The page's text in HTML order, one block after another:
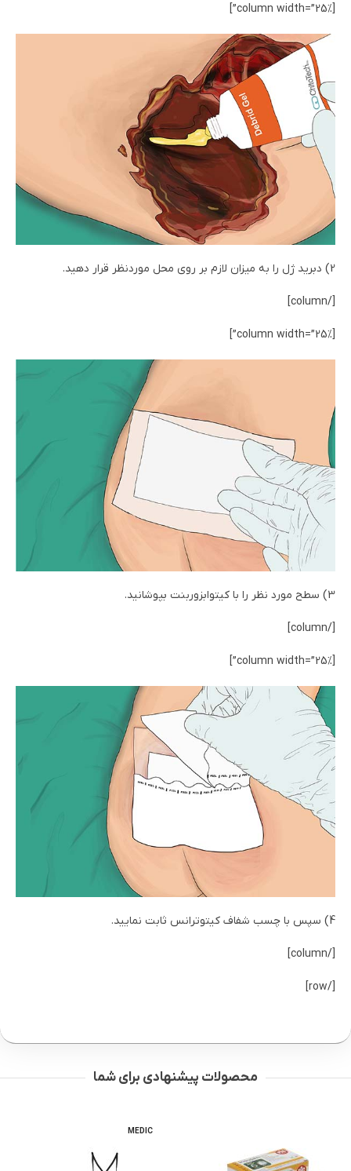
[column width=”25%”]
2) دبرید ژل را به میزان لازم بر روی محل موردنظر قرار دهید.
[/column]
[column width=”25%”]
3) سطح مورد نظر را با کیتوابزوربنت بپوشانید.
[/column]
4) سپس با چسب شفاف کیتوترانس ثابت نمایید.
[/column]
[/row]
محصولات پیشنهادی برای شما
MEDIC